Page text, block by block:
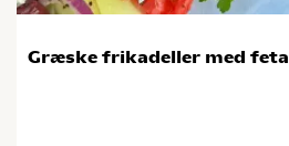
Græske frikadeller med feta